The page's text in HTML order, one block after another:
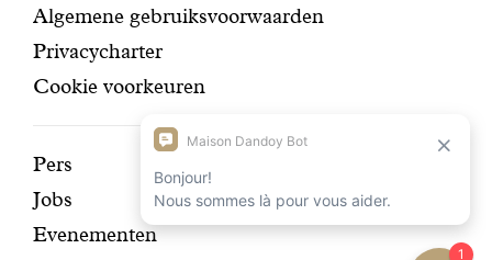
Algemene gebruiksvoorwaarden
Privacycharter
Cookie voorkeuren
Ontdek
onze
geschiedenis
Pers
Jobs
Evenementen